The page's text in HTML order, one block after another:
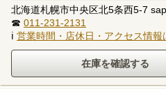
北海道札幌市中央区北5条西5-7
☎ 011-231-2131
ℹ 営業時間・店休日・アクセス情報